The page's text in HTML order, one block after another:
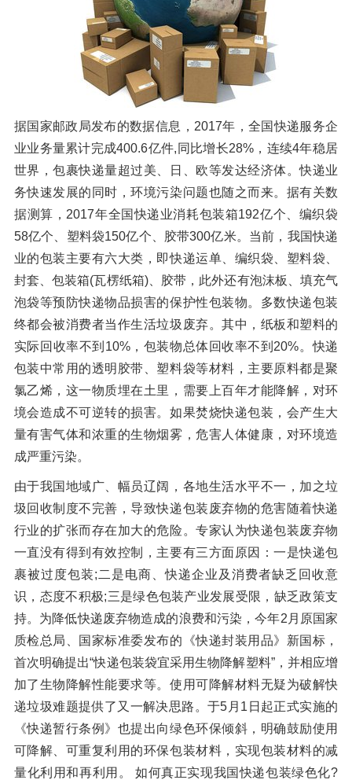
磁选机 涡电流分选机
脉冲除尘器 轮胎抽丝机
据国家邮政局发布的数据信息，2017年，全国快递服务企
业业务量累计完成400.6亿件,同比增长28%，连续4年稳居
世界，包裹快递量超过美、日、欧等发达经济体。快递业
务快速发展的同时，环境污染问题也随之而来。据有关数
据测算，2017年全国快递业消耗包装箱192亿个、编织袋
58亿个、塑料袋150亿个、胶带300亿米。当前，我国快递
业的包装主要有六大类，即快递运单、编织袋、塑料袋、
封套、包装箱(瓦楞纸箱)、胶带，此外还有泡沫板、填充气
泡袋等预防快递物品损害的保护性包装物。多数快递包装
终都会被消费者当作生活垃圾废弃。其中，纸板和塑料的
实际回收率不到10%，包装物总体回收率不到20%。快递
包装中常用的透明胶带、塑料袋等材料，主要原料都是聚
氯乙烯，这一物质埋在土里，需要上百年才能降解，对环
境会造成不可逆转的损害。如果焚烧快递包装，会产生大
量有害气体和浓重的生物烟雾，危害人体健康，对环境造
成严重污染。
由于我国地域广、幅员辽阔，各地生活水平不一，加之垃
圾回收制度不完善，导致快递包装废弃物的危害随着快递
行业的扩张而存在加大的危险。专家认为快递包装废弃物
一直没有得到有效控制，主要有三方面原因：一是快递包
裹被过度包装;二是电商、快递企业及消费者缺乏回收意
识，态度不积极;三是绿色包装产业发展受限，缺乏政策支
持。为降低快递废弃物造成的浪费和污染，今年2月原国家
质检总局、国家标准委发布的《快递封装用品》新国标，
首次明确提出“快递包装袋宜采用生物降解塑料”，并相应增
加了生物降解性能要求等。使用可降解材料无疑为破解快
递垃圾难题提供了又一解决思路。于5月1日起正式实施的
《快递暂行条例》也提出向绿色环保倾斜，明确鼓励使用
可降解、可重复利用的环保包装材料，实现包装材料的减
量化利用和再利用。 如何真正实现我国快递包装绿色化?